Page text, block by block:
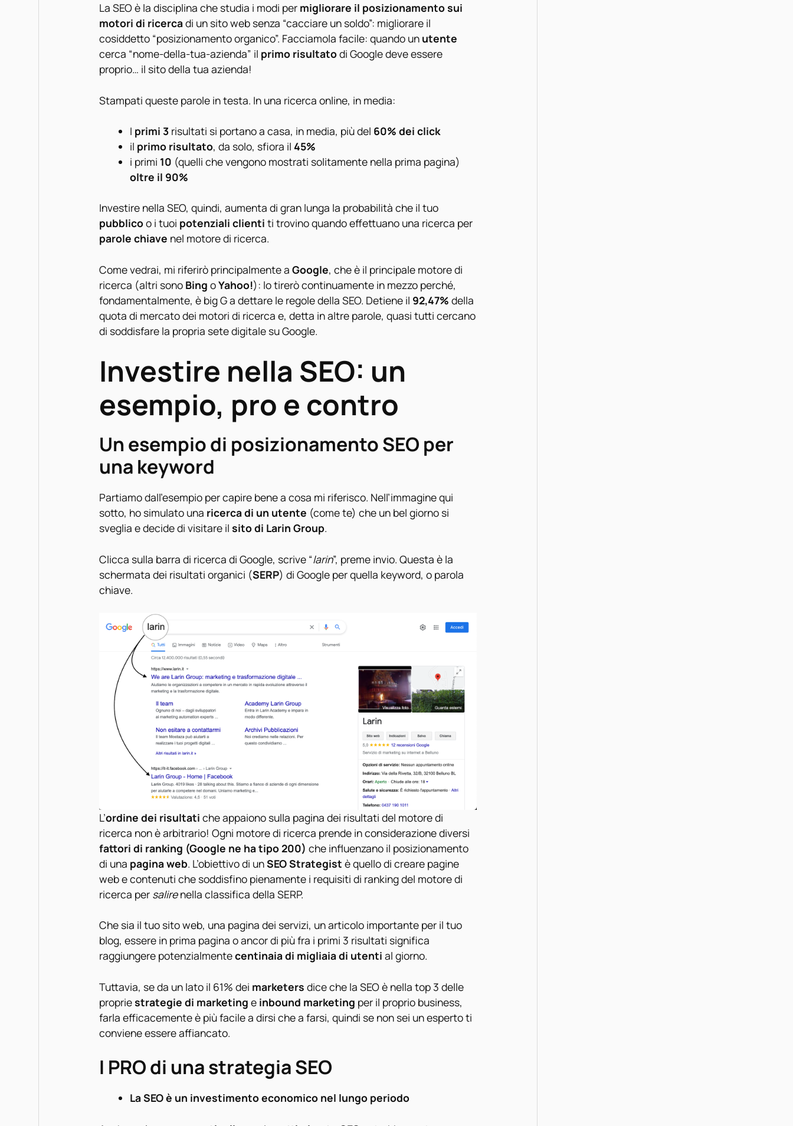
La SEO è la disciplina che studia i modi per migliorare il posizionamento sui
motori di ricerca di un sito web senza “cacciare un soldo”: migliorare il
cosiddetto “posizionamento organico”. Facciamola facile: quando un utente
cerca “nome-della-tua-azienda” il primo risultatodi Google deve essere
proprio… il sito della tua azienda!
Stampati queste parole in testa. In una ricerca online, in media:
I primi 3 risultati si portano a casa, in media, più del 60% dei click
il primo risultato, da solo, sfiora il45%
i primi 10 (quelli che vengono mostrati solitamente nella prima pagina)
oltre il 90%
Investire nella SEO, quindi, aumenta di gran lunga la probabilità che il tuo
pubblicoo i tuoi potenziali clienti ti trovino quando effettuano una ricerca per
parole chiave nel motore di ricerca.
Come vedrai, mi riferirò principalmente a Google, che è il principale motore di
ricerca (altri sono Bing oYahoo!): lo tirerò continuamente in mezzo perché,
fondamentalmente, è big G a dettare le regole della SEO. Detiene il 92,47% della
quota di mercato dei motori di ricerca e, detta in altre parole, quasi tutti cercano
di soddisfare la propria sete digitale su Google.
Investire nella SEO: un
esempio, pro e contro
Un esempio di posizionamento SEO per
una keyword
Partiamo dall’esempio per capire bene a cosa mi riferisco. Nell’immagine qui
sotto, ho simulato una ricerca di un utente (come te) che un bel giorno si
sveglia e decide di visitare il sito di Larin Group.
Clicca sulla barra di ricerca di Google, scrive “larin”, preme invio. Questa è la
schermata dei risultati organici (SERP) di Google per quella keyword, o parola
chiave.
L’ordine dei risultati che appaiono sulla pagina dei risultati del motore di
ricerca non è arbitrario! Ogni motore di ricerca prende in considerazione diversi
fattori di ranking (Google ne ha tipo 200) che influenzano il posizionamento
di una pagina web. L’obiettivo di unSEO Strategist è quello di creare pagine
web e contenuti che soddisfino pienamente i requisiti di ranking del motore di
ricerca per salirenella classifica della SERP.
Che sia il tuo sito web, una pagina dei servizi, un articolo importante per il tuo
blog, essere in prima pagina o ancor di più fra i primi 3 risultati significa
raggiungere potenzialmentecentinaia di migliaia di utenti al giorno.
Tuttavia, se da un lato il 61% dei marketers dice che la SEO è nella top 3 delle
propriestrategie di marketing einbound marketing per il proprio business,
farla efficacemente è più facile a dirsi che a farsi, quindi se non sei un esperto ti
conviene essere affiancato.
I PRO di una strategia SEO
La SEO è un investimento economico nel lungo periodo